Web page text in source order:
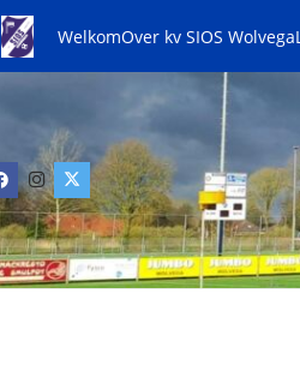
WelkomOver kv SIOS Wolvega